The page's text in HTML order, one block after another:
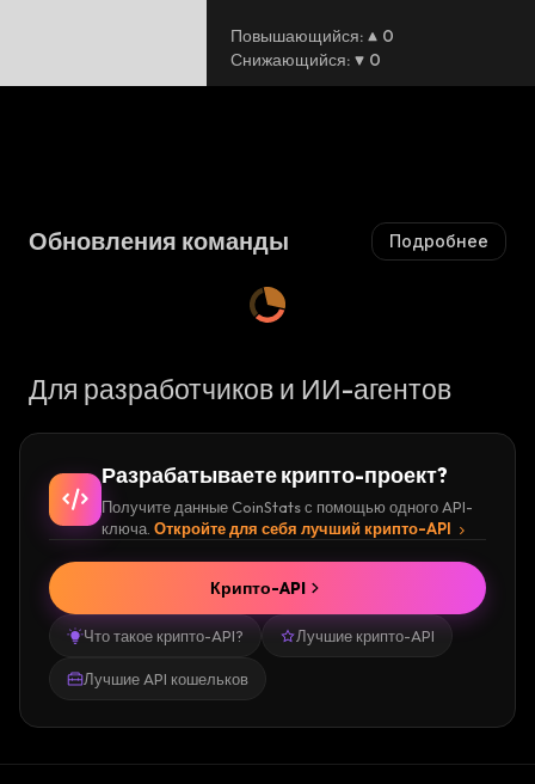
Повышающийся:
0
Снижающийся: 0
Обновления команды Подробнее
Для разработчиков и ИИ-агентов
Разрабатываете крипто-проект?
Получите данные CoinStats с помощью одного API-
ключа. Откройте для себя лучший крипто-API
Что такое крипто-API? Лучшие крипто-API
Лучшие API кошельков
Крипто-API